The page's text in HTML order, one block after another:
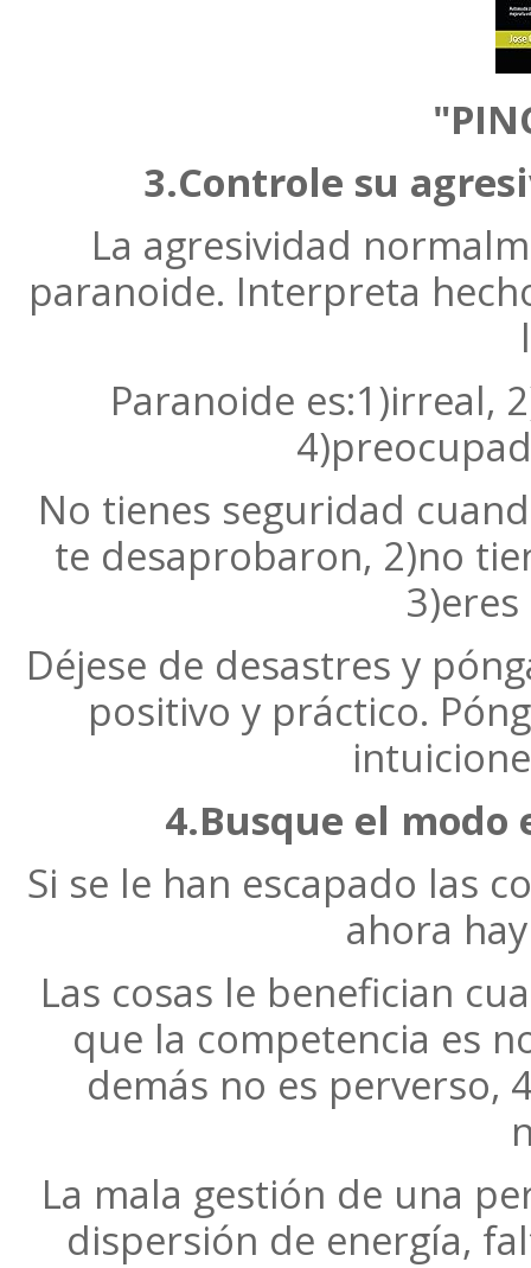
3.Controle su
La agresividad
paranoide. Interpreta
Paranoide es:1)irreal,
No tienes seguridad
te desaprobaron, 2)no
Déjese de desastres y
positivo y práctico.
4.Busque el
Si se le han escapado las
ahora
Las cosas le benefician
que la competencia es
demás no es perverso,
La mala gestión de una
dispersión de energía,